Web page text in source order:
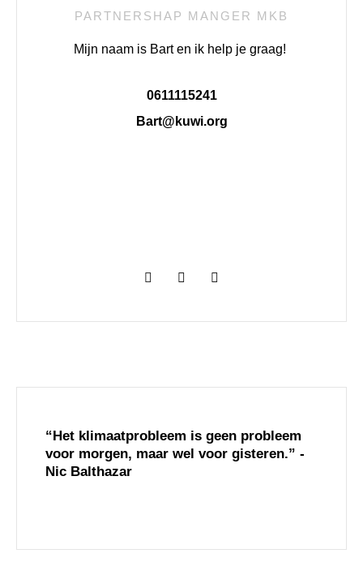
PARTNERSHAP MANGER MKB
Mijn naam is Bart en ik help je graag!
0611115241
Bart@kuwi.org
E
n
l
W
h
s
L
i
e
“Het klimaatprobleem is geen probleem
voor morgen, maar wel voor gisteren.” -
Nic Balthazar